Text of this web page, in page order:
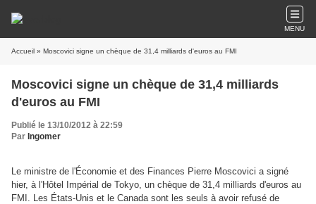
MENU
Accueil » Moscovici signe un chèque de 31,4 milliards d'euros au FMI
Moscovici signe un chèque de 31,4 milliards
d'euros au FMI
Publié le 13/10/2012 à 22:59
Par Ingomer
Le ministre de l'Économie et des Finances Pierre Moscovici a signé
hier, à l'Hôtel Impérial de Tokyo, un chèque de 31,4 milliards d'euros au
FMI. Les États-Unis et le Canada sont les seuls à avoir refusé de